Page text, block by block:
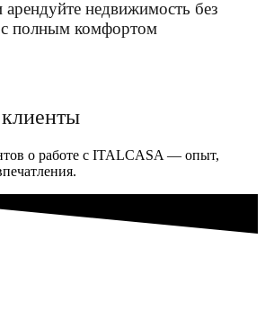
недвижимость без
полным комфортом
о работе с ITALCASA — опыт,